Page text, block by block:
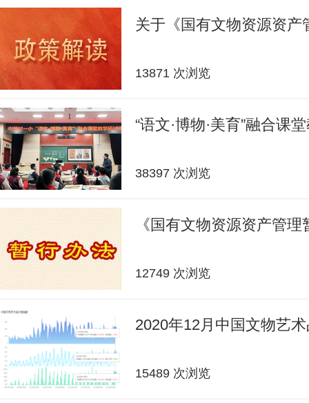
关于《国有文物资源资
13871 次浏览
“语文·博物·美育”融合课
38397 次浏览
《国有文物资源资产管
12749 次浏览
2020年12月中国文物艺
15489 次浏览